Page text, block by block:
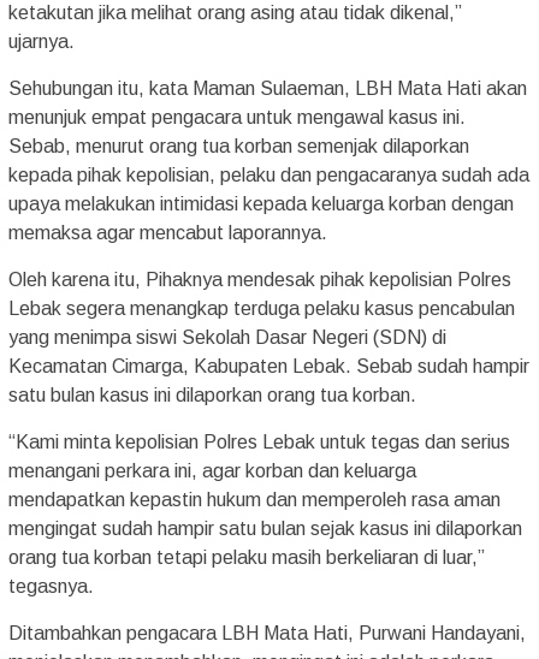
ketakutan jika melihat orang asing atau tidak dikenal,”
ujarnya.
Sehubungan itu, kata Maman Sulaeman, LBH Mata Hati akan
menunjuk empat pengacara untuk mengawal kasus ini.
Sebab, menurut orang tua korban semenjak dilaporkan
kepada pihak kepolisian, pelaku dan pengacaranya sudah ada
upaya melakukan intimidasi kepada keluarga korban dengan
memaksa agar mencabut laporannya.
Oleh karena itu, Pihaknya mendesak pihak kepolisian Polres
Lebak segera menangkap terduga pelaku kasus pencabulan
yang menimpa siswi Sekolah Dasar Negeri (SDN) di
Kecamatan Cimarga, Kabupaten Lebak. Sebab sudah hampir
satu bulan kasus ini dilaporkan orang tua korban.
“Kami minta kepolisian Polres Lebak untuk tegas dan serius
menangani perkara ini, agar korban dan keluarga
mendapatkan kepastin hukum dan memperoleh rasa aman
mengingat sudah hampir satu bulan sejak kasus ini dilaporkan
orang tua korban tetapi pelaku masih berkeliaran di luar,”
tegasnya.
Ditambahkan pengacara LBH Mata Hati, Purwani Handayani,